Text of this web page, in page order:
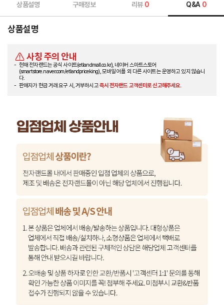
상품설명 구매정보 리뷰 0 Q&A 0
상품설명
사칭 주의 안내
현재 전자랜드는 공식 사이트(etlandmall.co.kr), 네이버 스마트스토어
(smartstore.naver.com/etlandpriceking), 모바일 어플 외 다른 사이트는 운영하고 있지 않습니
다.
판매자가 현금 거래 요구 시, 거부하시고즉시 전자랜드 고객센터로 신고해주세요.